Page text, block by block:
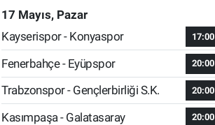
17 Mayıs, Pazar
Kayserispor - Konyaspor
17:00
Fenerbahçe - Eyüpspor 20:00
Trabzonspor - Gençlerbirliği S.K. 20:00
Kasımpaşa - Galatasaray 20:00